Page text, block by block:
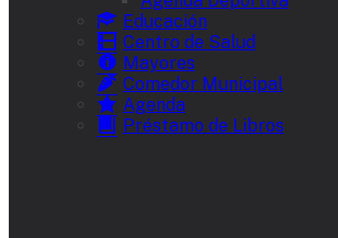
Educación
Centro de Salud
Mayores
Comedor Municipal
Agenda
Préstamo de Libros